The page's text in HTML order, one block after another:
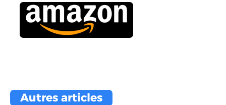
Autres articles